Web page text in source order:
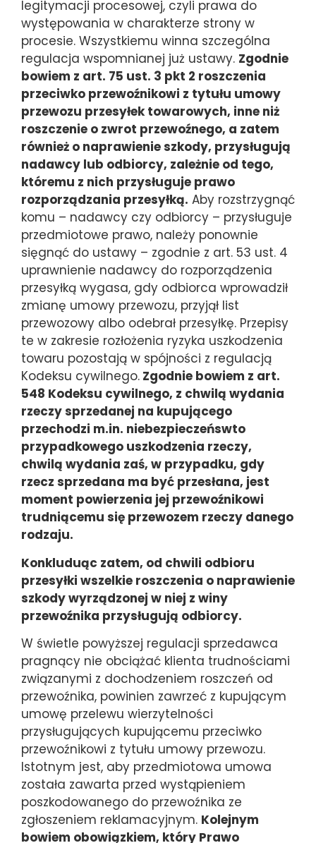
legitymacji procesowej, czyli prawa do
występowania w charakterze strony w
procesie. Wszystkiemu winna szczególna
regulacja wspomnianej już ustawy. Zgodnie
bowiem z art. 75 ust. 3 pkt 2 roszczenia
przeciwko przewoźnikowi z tytułu umowy
przewozu przesyłek towarowych, inne niż
roszczenie o zwrot przewoźnego, a zatem
również o naprawienie szkody, przysługują
nadawcy lub odbiorcy, zależnie od tego,
któremu z nich przysługuje prawo
rozporządzania przesyłką. Aby rozstrzygnąć
komu – nadawcy czy odbiorcy – przysługuje
przedmiotowe prawo, należy ponownie
sięgnąć do ustawy – zgodnie z art. 53 ust. 4
uprawnienie nadawcy do rozporządzenia
przesyłką wygasa, gdy odbiorca wprowadził
zmianę umowy przewozu, przyjął list
przewozowy albo odebrał przesyłkę. Przepisy
te w zakresie rozłożenia ryzyka uszkodzenia
towaru pozostają w spójności z regulacją
Kodeksu cywilnego. Zgodnie bowiem z art.
548 Kodeksu cywilnego, z chwilą wydania
rzeczy sprzedanej na kupującego
przechodzi m.in. niebezpieczeńswto
przypadkowego uszkodzenia rzeczy,
chwilą wydania zaś, w przypadku, gdy
rzecz sprzedana ma być przesłana, jest
moment powierzenia jej przewoźnikowi
trudniącemu się przewozem rzeczy danego
rodzaju.
Konkluduąc zatem, od chwili odbioru
przesyłki wszelkie roszczenia o naprawienie
szkody wyrządzonej w niej z winy
przewoźnika przysługują odbiorcy.
W świetle powyższej regulacji sprzedawca
pragnący nie obciążać klienta trudnościami
związanymi z dochodzeniem roszczeń od
przewoźnika, powinien zawrzeć z kupującym
umowę przelewu wierzytelności
przysługujących kupującemu przeciwko
przewoźnikowi z tytułu umowy przewozu.
Istotnym jest, aby przedmiotowa umowa
została zawarta przed wystąpieniem
poszkodowanego do przewoźnika ze
zgłoszeniem reklamacyjnym. Kolejnym
bowiem obowiązkiem, który Prawo